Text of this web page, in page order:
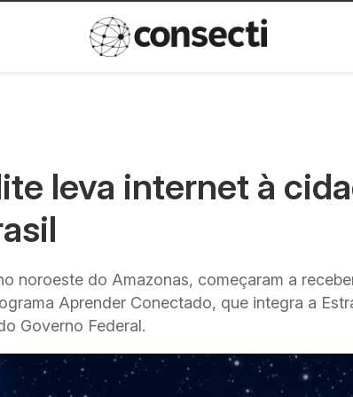
Política de
leva internet à
noroeste do Amazonas, começaram a
Aprender Conectado, que integra a
Governo Federal.